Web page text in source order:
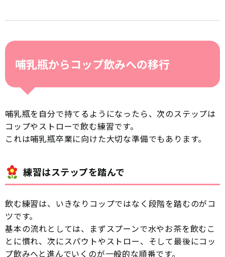
哺乳瓶からコップ飲みへの移行
哺乳瓶を自分で持てるようになったら、次のステップは
コップやストローで飲む練習です。
これは哺乳瓶卒業に向けた大切な準備でもあります。
練習はステップを踏んで
飲む練習は、いきなりコップではなく段階を踏むのがコ
ツです。
基本の流れとしては、まずスプーンで水やお茶を飲むこ
とに慣れ、次にスパウトやストロー、そして最後にコッ
プ飲みへと進んでいくのが一般的な順番です。